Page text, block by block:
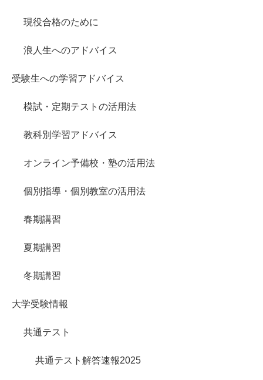
現役合格のために
浪人生へのアドバイス
受験生への学習アドバイス
模試・定期テストの活用法
教科別学習アドバイス
オンライン予備校・塾の活用法
個別指導・個別教室の活用法
春期講習
夏期講習
冬期講習
大学受験情報
共通テスト
共通テスト解答速報2025